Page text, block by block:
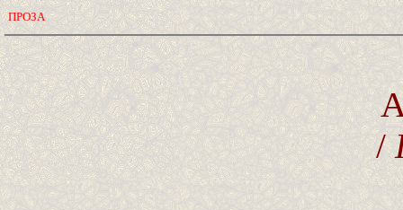
ПРОЗА
/